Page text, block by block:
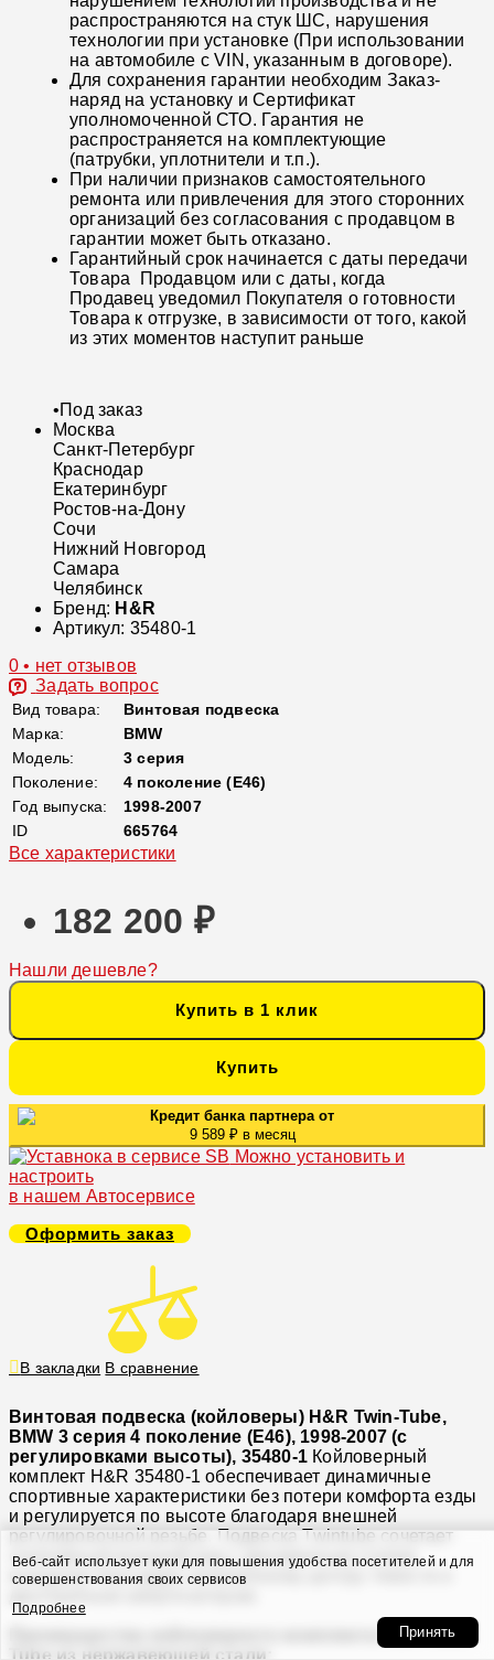
распространяются на стук ШС, нарушения
технологии при установке (При использовании
на автомобиле с VIN, указанным в договоре).
Для сохранения гарантии необходим Заказ-
наряд на установку и Сертификат
уполномоченной СТО. Гарантия не
распространяется на комплектующие
(патрубки, уплотнители и т.п.).
При наличии признаков самостоятельного
ремонта или привлечения для этого сторонних
организаций без согласования с продавцом в
гарантии может быть отказано.
Гарантийный срок начинается с даты передачи
Товара Продавцом или с даты, когда
Продавец уведомил Покупателя о готовности
Товара к отгрузке, в зависимости от того, какой
из этих моментов наступит раньше
•Под заказ
Москва
Санкт-Петербург
Краснодар
Екатеринбург
Ростов-на-Дону
Сочи
Нижний Новгород
Самара
Челябинск
Бренд: H&R
Артикул: 35480-1
0 • нет отзывов
Задать вопрос
Вид товара:
Винтовая подвеска
Марка:
BMW
Модель:
3 серия
Поколение:
4 поколение (E46)
Год выпуска:
1998-2007
ID
665764
Все характеристики
182 200 ₽
Нашли дешевле?
Купить в 1 клик
Купить
Кредит банка партнера от
9 589 ₽ в месяц
Можно установить и
настроить
в нашем Автосервисе
Оформить заказ
В закладки В сравнение
Винтовая подвеска (койловеры) H&R Twin-Tube,
BMW 3 серия 4 поколение (E46), 1998-2007 (с
регулировками высоты), 35480-1 Койловерный
комплект H&R 35480-1 обеспечивает динамичные
спортивные характеристики без потери комфорта езды
и регулируется по высоте благодаря внешней
регулировочной резьбе. Подвеска Twintube сочетает
спортивный внешний вид с динамичным стилем
вождения благодаря пониженному центру тяжести и
Преимущества койловерного комплекта H&R Twin-
Tube из нержавеющей стали:
Веб-сайт использует куки для повышения удобства посетителей и для
совершенствования своих сервисов
Подробнее
Принять